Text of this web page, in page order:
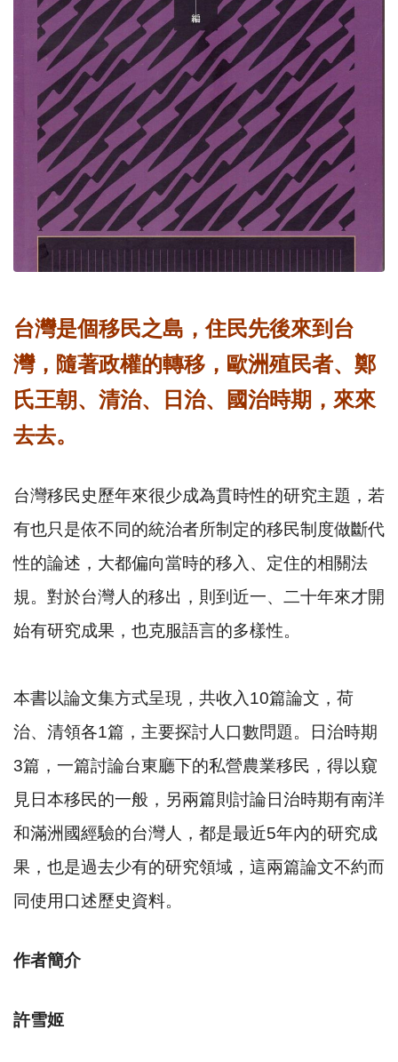
台灣是個移民之島，住民先後來到台
灣，隨著政權的轉移，歐洲殖民者、鄭
氏王朝、清治、日治、國治時期，來來
去去。
台灣移民史歷年來很少成為貫時性的研究主題，若
有也只是依不同的統治者所制定的移民制度做斷代
性的論述，大都偏向當時的移入、定住的相關法
規。對於台灣人的移出，則到近一、二十年來才開
始有研究成果，也克服語言的多樣性。
本書以論文集方式呈現，共收入10篇論文，荷
治、清領各1篇，主要探討人口數問題。日治時期
3篇，一篇討論台東廳下的私營農業移民，得以窺
見日本移民的一般，另兩篇則討論日治時期有南洋
和滿洲國經驗的台灣人，都是最近5年內的研究成
果，也是過去少有的研究領域，這兩篇論文不約而
同使用口述歷史資料。
作者簡介
許雪姬